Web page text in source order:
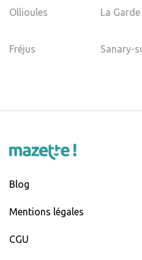
Ollioules La Garde
Fréjus Sanary-
Blog
Mentions légales
CGU